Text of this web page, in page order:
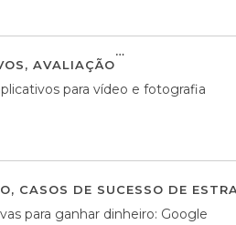
, AVALIAÇÃO
para vídeo e fotografia
, CASOS DE SUCESSO DE
para ganhar dinheiro: Google